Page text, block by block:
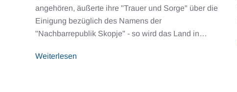
angehören, äußerte ihre "Trauer und Sorge" über die
Einigung bezüglich des Namens der
"Nachbarrepublik Skopje" - so wird das Land in…
Weiterlesen